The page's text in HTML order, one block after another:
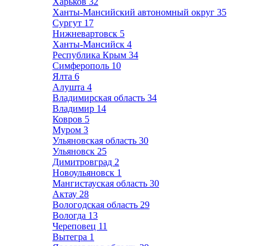
Ханты-Мансийский автономный округ 35
Сургут 17
Нижневартовск 5
Ханты-Мансийск 4
Республика Крым 34
Симферополь 10
Ялта 6
Алушта 4
Владимирская область 34
Владимир 14
Ковров 5
Муром 3
Ульяновская область 30
Ульяновск 25
Димитровград 2
Новоульяновск 1
Мангистауская область 30
Актау 28
Вологодская область 29
Вологда 13
Череповец 11
Вытегра 1